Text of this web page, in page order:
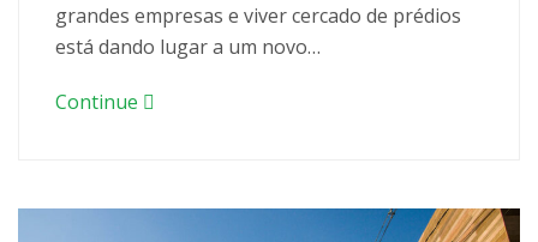
grandes empresas e viver cercado de prédios
está dando lugar a um novo…
Continue